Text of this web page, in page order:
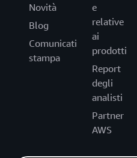
Novità
Blog
Comunicati
stampa
e
relative
ai
prodotti
Report
degli
analisti
Partner
AWS